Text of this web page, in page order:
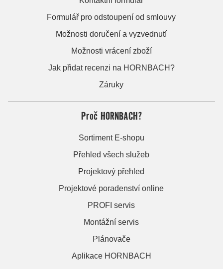
Formulář pro odstoupení od smlouvy
Možnosti doručení a vyzvednutí
Možnosti vrácení zboží
Jak přidat recenzi na HORNBACH?
Záruky
Proč HORNBACH?
Sortiment E-shopu
Přehled všech služeb
Projektový přehled
Projektové poradenství online
PROFI servis
Montážní servis
Plánovače
Aplikace HORNBACH